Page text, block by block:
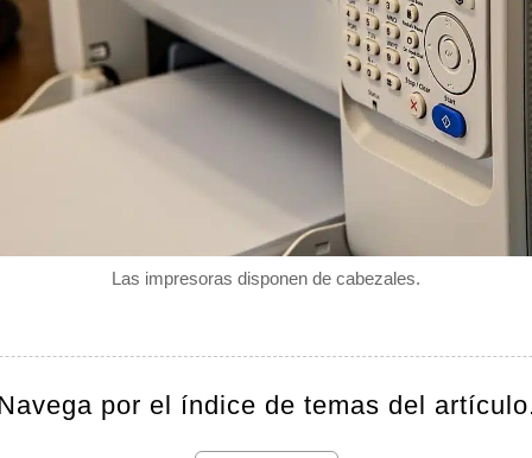
Las impresoras disponen de cabezales.
por el índice de temas del